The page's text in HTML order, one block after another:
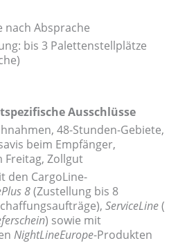
nach Absprache
bis 3 Palettenstellplätze
Ausschlüsse
48-Stunden-Gebiete,
beim Empfänger,
Freitag, Zollgut
den CargoLine-
8(Zustellung bis 8
ServiceLine(
) sowie mit
NightLineEurope-Produkten